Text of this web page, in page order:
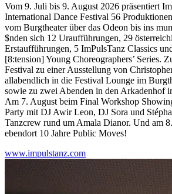
Vom 9. Juli bis 9. August 2026 präsentiert
International Dance Festival 56
vom Burgtheater über das Odeon bis ins
$nden sich 12 Uraufführungen, 29
Erstaufführungen, 5 ImPulsTanz Classics
[8:tension] Young Choreographers’ Series.
Festival zu einer Ausstellung von
allabendlich in die Festival Lounge im
sowie zu zwei Abenden in den Arkadenhof
Am 7. August beim Final Workshop
Party mit DJ Awir Leon, DJ Sora und
Tanzcrew rund um Amala Dianor. Und am
ebendort 10 Jahre Public Moves!
www.impulstanz.com